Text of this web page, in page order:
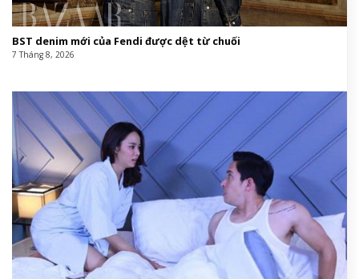
BST denim mới của Fendi được dệt từ chuối
7 Tháng 8, 2026